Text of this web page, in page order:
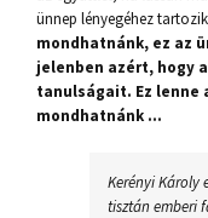
ünnep lényegéhez
mondhatnánk, ez az
jelenben azért, hogy
tanulságait. Ez lenne
mondhatnánk …
Kerényi Károly
tisztán emberi